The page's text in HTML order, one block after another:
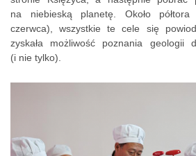
na niebieską planetę. Około
czerwca), wszystkie te cele się
zyskała możliwość poznania geologii
(i nie tylko).